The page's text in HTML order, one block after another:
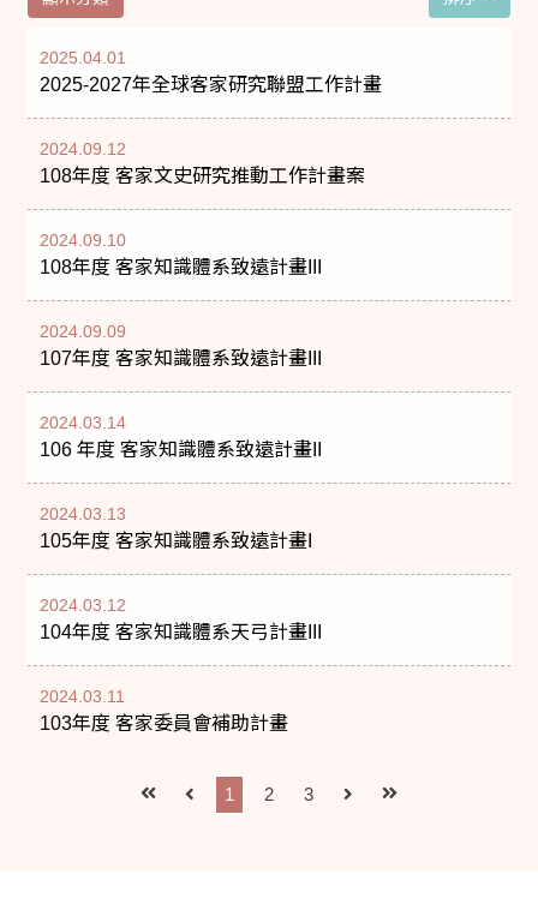
2025.04.01
2025-2027年全球客家研究聯盟工作計畫
2024.09.12
108年度 客家文史研究推動工作計畫案
2024.09.10
108年度 客家知識體系致遠計畫III
2024.09.09
107年度 客家知識體系致遠計畫III
2024.03.14
106 年度 客家知識體系致遠計畫II
2024.03.13
105年度 客家知識體系致遠計畫I
2024.03.12
104年度 客家知識體系天弓計畫III
2024.03.11
103年度 客家委員會補助計畫
1 2 3